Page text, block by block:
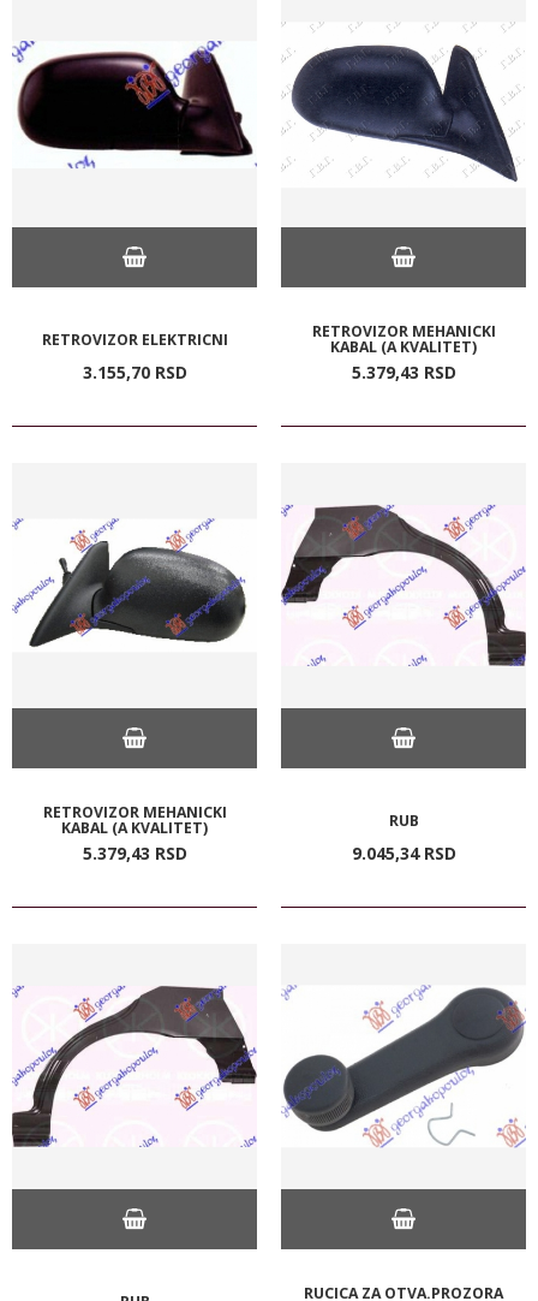
RETROVIZOR ELEKTRICNI
3.155,70 RSD
RETROVIZOR MEHANICKI
KABAL (A KVALITET)
5.379,43 RSD
RETROVIZOR MEHANICKI
KABAL (A KVALITET)
5.379,43 RSD
RUB
9.045,34 RSD
RUCICA ZA OTVA.PROZORA